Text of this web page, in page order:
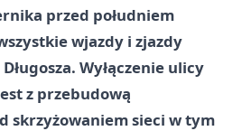
przed południem
wjazdy i zjazdy
Wyłączenie ulicy
z przebudową
skrzyżowaniem sieci w tym